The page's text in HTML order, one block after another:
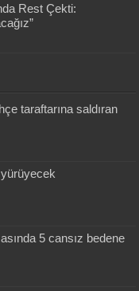
Rest Çekti:
taraftarına saldıran
5 cansız bedene